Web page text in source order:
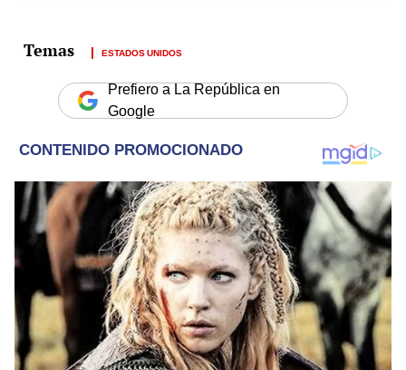
ESTADOS UNIDOS
Prefiero a La República en
Google